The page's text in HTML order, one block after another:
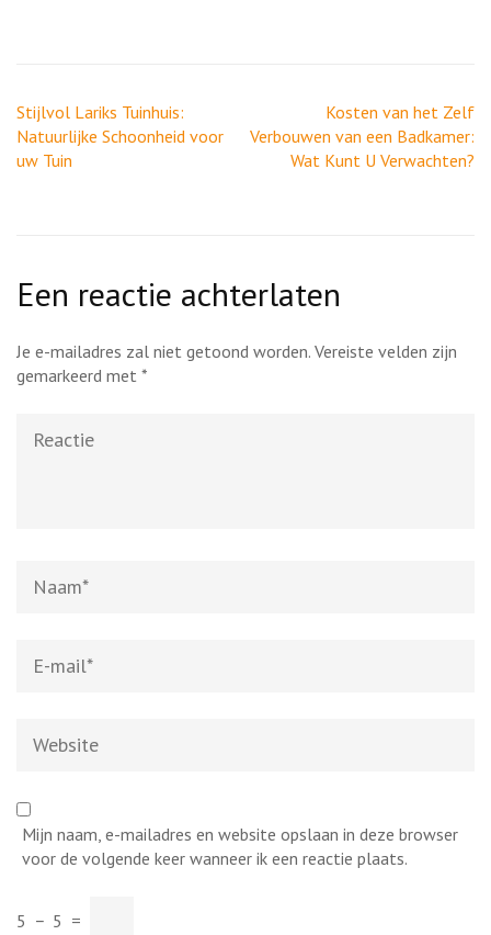
Berichtnavigatie
Stijlvol Lariks Tuinhuis:
Natuurlijke Schoonheid voor
uw Tuin
Kosten van het Zelf
Verbouwen van een Badkamer:
Wat Kunt U Verwachten?
Een reactie achterlaten
Je e-mailadres zal niet getoond worden. Vereiste velden zijn
gemarkeerd met *
mail*
Mijn naam, e-mailadres en website opslaan in deze browser
voor de volgende keer wanneer ik een reactie plaats.
5 − 5 =